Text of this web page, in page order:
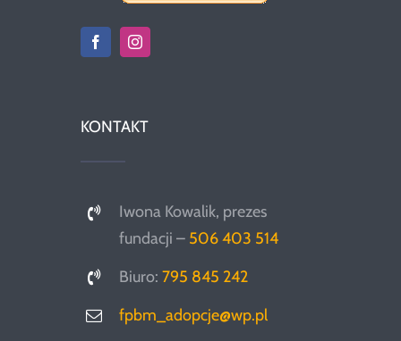
KONTAKT
Iwona Kowalik, prezes
fundacji – 506 403 514
Biuro:795 845 242
fpbm_adopcje@wp.pl